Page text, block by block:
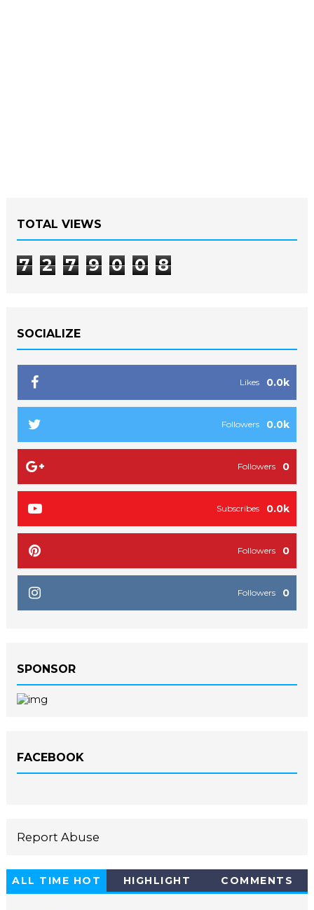
TOTAL VIEWS
7 2 7 9 0 0 8
SOCIALIZE
0.0k
Likes
0.0k
Followers
0
Followers
0.0k
Subscribes
0
Followers
0
Followers
SPONSOR
FACEBOOK
Report Abuse
ALL TIME HOT
HIGHLIGHT COMMENTS